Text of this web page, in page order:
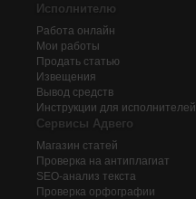
Исполнителю
Работа онлайн
Мои работы
Продать статью
Извещения
Вывод средств
Инструкции для исполнителей
Сервисы Адвего
Магазин статей
Проверка на антиплагиат
SEO-анализ текста
Проверка орфографии